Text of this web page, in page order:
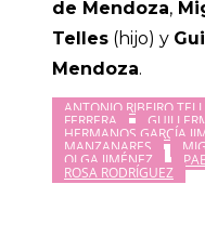
de Mendoza,
Telles (hijo) y
Mendoza.
ANTONIO RIBEIRO
FERRERA
HERMANOS GARCÍA
MANZANARES
OLGA JIMÉNEZ
ROSA RODRÍGUEZ